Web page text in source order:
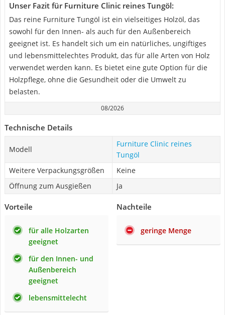
Unser Fazit für Furniture Clinic reines Tungöl:
Das reine Furniture Tungöl ist ein vielseitiges Holzöl, das
sowohl für den Innen- als auch für den Außenbereich
geeignet ist. Es handelt sich um ein natürliches, ungiftiges
und lebensmittelechtes Produkt, das für alle Arten von Holz
verwendet werden kann. Es bietet eine gute Option für die
Holzpflege, ohne die Gesundheit oder die Umwelt zu
belasten.
08/2026
Technische Details
Modell
Furniture Clinic reines
Tungöl
Weitere Verpackungsgrößen
Keine
Öffnung zum Ausgießen
Ja
Vorteile
für alle Holzarten
geeignet
für den Innen- und
Außenbereich
geeignet
lebensmittelecht
Nachteile
geringe Menge